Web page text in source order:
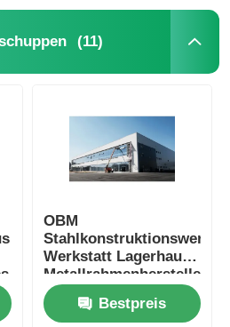
(11)
OBM
Werkstatt Lagerhaus
Metallrahmenhersteller
Bestpreis